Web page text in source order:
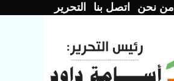
من نحن اتصل بنا التحرير